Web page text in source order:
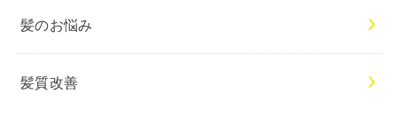
髪のお悩み
髪質改善